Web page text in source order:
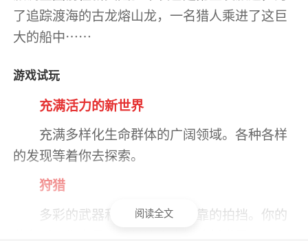
了追踪渡海的古龙熔山龙，一名猎人乘进了这巨
大的船中⋯⋯
游戏试玩
充满活力的新世界
充满多样化生命群体的广阔领域。各种各样
的发现等着你去探索。
狩猎
多彩的武器和装备，还有可靠的拍挡。你的
阅读全文